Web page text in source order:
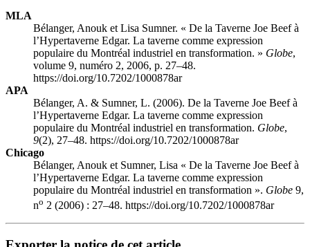
MLA
Bélanger, Anouk et Lisa Sumner. « De la Taverne Joe Beef à
l’Hypertaverne Edgar. La taverne comme expression
populaire du Montréal industriel en transformation. » Globe,
volume 9, numéro 2, 2006, p. 27–48.
https://doi.org/10.7202/1000878ar
APA
Bélanger, A. & Sumner, L. (2006). De la Taverne Joe Beef à
l’Hypertaverne Edgar. La taverne comme expression
populaire du Montréal industriel en transformation. Globe,
9(2), 27–48. https://doi.org/10.7202/1000878ar
Chicago
Bélanger, Anouk et Sumner, Lisa « De la Taverne Joe Beef à
l’Hypertaverne Edgar. La taverne comme expression
populaire du Montréal industriel en transformation ». Globe 9,
no 2 (2006) : 27–48. https://doi.org/10.7202/1000878ar